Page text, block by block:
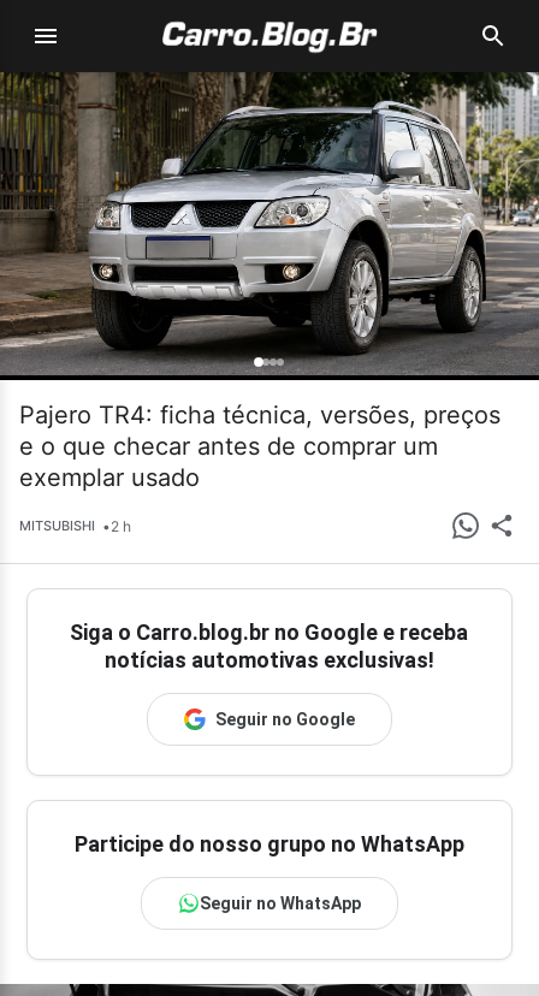
Pajero TR4: ficha técnica, versões, preços
e o que checar antes de comprar um
exemplar usado
MITSUBISHI •2 h
Siga o Carro.blog.br no Google e receba
notícias automotivas exclusivas!
Seguir no Google
Participe do nosso grupo no WhatsApp
Seguir no WhatsApp